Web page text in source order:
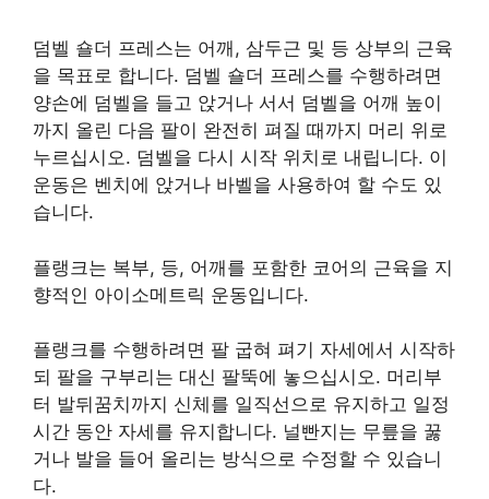
덤벨 숄더 프레스는 어깨, 삼두근 및 등 상부의 근육
을 목표로 합니다. 덤벨 숄더 프레스를 수행하려면
양손에 덤벨을 들고 앉거나 서서 덤벨을 어깨 높이
까지 올린 다음 팔이 완전히 펴질 때까지 머리 위로
누르십시오. 덤벨을 다시 시작 위치로 내립니다. 이
운동은 벤치에 앉거나 바벨을 사용하여 할 수도 있
습니다.
플랭크는 복부, 등, 어깨를 포함한 코어의 근육을 지
향적인 아이소메트릭 운동입니다.
플랭크를 수행하려면 팔 굽혀 펴기 자세에서 시작하
되 팔을 구부리는 대신 팔뚝에 놓으십시오. 머리부
터 발뒤꿈치까지 신체를 일직선으로 유지하고 일정
시간 동안 자세를 유지합니다. 널빤지는 무릎을 꿇
거나 발을 들어 올리는 방식으로 수정할 수 있습니
다.